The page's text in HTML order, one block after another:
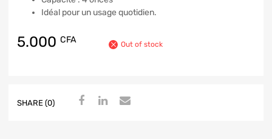
Idéal pour un usage quotidien.
5.000 CFA Out of stock
SHARE (0)